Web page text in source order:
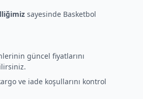
sayesinde Basketbol
güncel fiyatlarını
ve iade koşullarını kontrol